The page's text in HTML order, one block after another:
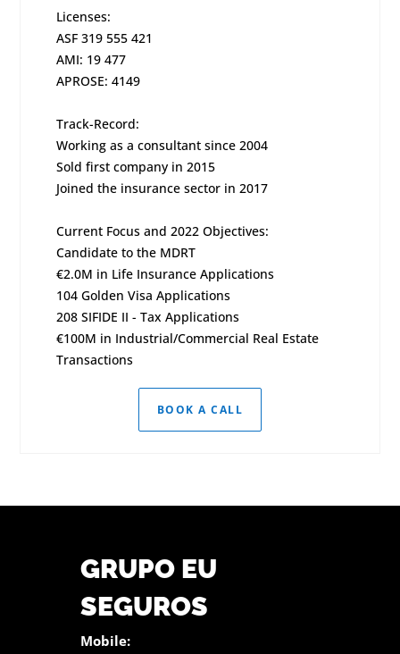
Licenses:
ASF 319 555 421
AMI: 19 477
APROSE: 4149
Track-Record:
Working as a consultant since 2004
Sold first company in 2015
Joined the insurance sector in 2017
Current Focus and 2022 Objectives:
Candidate to the MDRT
€2.0M in Life Insurance Applications
104 Golden Visa Applications
208 SIFIDE II - Tax Applications
€100M in Industrial/Commercial Real Estate
Transactions
BOOK A CALL
GRUPO EU
SEGUROS
Mobile: